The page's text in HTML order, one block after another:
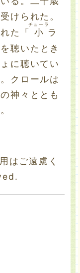
けられた。
た「 小
チューラ
ラ
聴いたとき
に聴いてい
クロールは
神々ととも
はご遠慮く